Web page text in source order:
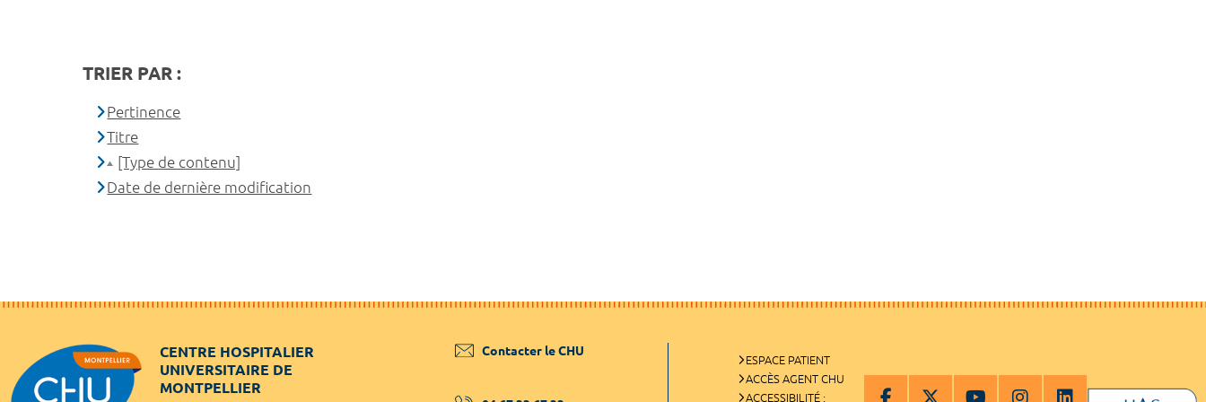
TRIER PAR :
Pertinence
Titre
[Type de contenu]
Date de dernière modification
CENTRE HOSPITALIER
UNIVERSITAIRE DE
MONTPELLIER
Contacter le CHU
ESPACE PATIENT
ACCÈS AGENT CHU
ACCESSIBILITÉ :